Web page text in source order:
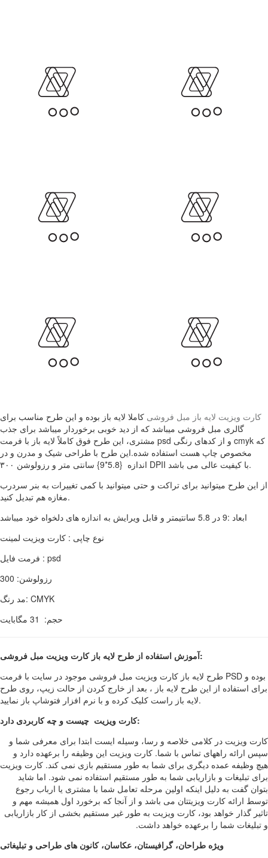
کارت ویزیت لایه باز مبل فروشی کاملا لایه باز بوده و این طرح مناسب برای
گالری مبل فروشی میباشد که از دید خوبی برخوردار میباشد برای جذب
مشتری، این طرح فوق کاملاً لایه باز با فرمت psd و از کدهای رنگی cmyk که
مخصوص چاپ هست استفاده شده.این طرح با طراحی شیک و مدرن و در
اندازه {5.8*9} سانتی متر و رزولوشن ۳۰۰ DPII با کیفیت عالی می باشد.
از این طرح میتوانید برای تراکت و حتی میتوانید با کمی تغییرات به بنر سردرب
مغازه هم تبدیل کنید.
ابعاد :9 در 5.8 سانتیمتر و قابل ویرایش به اندازه های دلخواه خود میباشد
نوع چاپی : کارت ویزیت لمینت
فرمت فایل : psd
رزولوشن: 300
مد رنگ: CMYK
حجم: 31 مگابایت
آموزش استفاده از طرح لایه باز کارت ویزیت مبل فروشی:
طرح لایه باز کارت ویزیت مبل فروشی موجود در سایت با فرمت PSD بوده و
برای استفاده از این طرح لایه باز ، بعد از خارج کردن از حالت زیپ، روی طرح
لایه باز راست کلیک کرده و با نرم افزار فتوشاپ باز نمایید.
کارت ویزیت چیست و چه کاربردی دارد:
کارت ویزیت در کلامی خلاصه و رسا، وسیله ایست ابتدا برای معرفی شما و
سپس ارائه راههای تماس با شما. کارت ویزیت این وظیفه را برعهده دارد و
هیچ وظیفه عمده دیگری برای شما به طور مستقیم بازی نمی کند. کارت ویزیت
برای تبلیغات و بازاریابی شما به طور مستقیم استفاده نمی شود. اما شاید
بتوان گفت به دلیل اینکه اولین مرحله تعامل شما با مشتری یا ارباب رجوع
توسط ارائه کارت ویزیتتان می باشد و از آنجا که برخورد اول همیشه مهم و
تاثیر گذار خواهد بود، کارت ویزیت به طور غیر مستقیم بخشی از کار بازاریابی
و تبلیغات شما را برعهده خواهد داشت.
ویژه طراحان، گرافیستان، عکاسان، کانون های طراحی و تبلیغاتی